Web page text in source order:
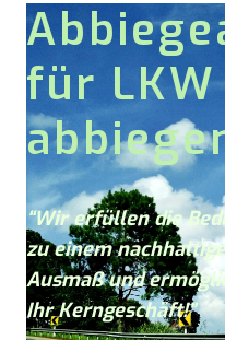
für
“Wir erfüllen die
zu einem
Ausmaß und
Ihr Kerngeschäft!”